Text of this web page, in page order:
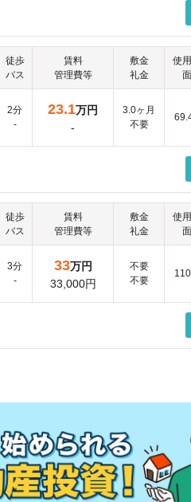
徒歩
バス
賃料
管理費等
敷金
礼金
使
2分
-
23.1万円
-
3.0ヶ月
不要
徒歩
バス
賃料
管理費等
敷金
礼金
使
3分
-
33万円
33,000円
不要
不要